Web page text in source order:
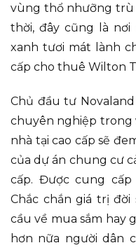
vùng thổ nhưỡng trù
thời, đây cũng là
xanh tươi mát lành
cấp cho thuê Wilton
Chủ đầu tư
chuyên nghiệp trong
nhà tại cao cấp sẽ
của dự án chung cư
cấp. Được cung
Chắc chắn giá trị
cầu về mua sắm hay
hơn nữa người dân